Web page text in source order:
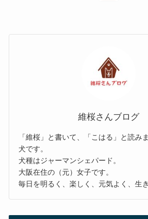
維桜さんブログ
「維桜」と書いて、「こはる」と読みま
犬です。
犬種はジャーマンシェパード。
大阪在住の（元）女子です。
毎日を明るく、楽しく、元気よく、生